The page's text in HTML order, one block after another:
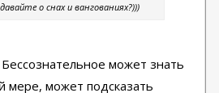
о снах и вангованиях?)))
Бессознательное может знать
мере, может подсказать